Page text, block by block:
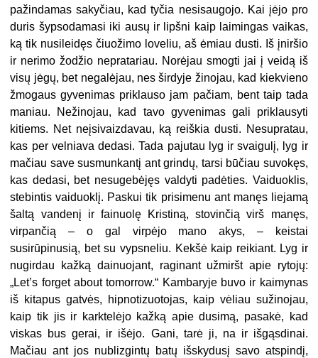
pažindamas sakyčiau, kad tyčia nesisaugojo. Kai įėjo pro
duris šypsodamasi iki ausų ir lipšni kaip laimingas vaikas,
ką tik nusileidęs čiuožimo loveliu, aš ėmiau dusti. Iš įniršio
ir nerimo žodžio nepratariau. Norėjau smogti jai į veidą iš
visų jėgų, bet negalėjau, nes širdyje žinojau, kad kiekvieno
žmogaus gyvenimas priklauso jam pačiam, bent taip tada
maniau. Nežinojau, kad tavo gyvenimas gali priklausyti
kitiems. Net neįsivaizdavau, ką reiškia dusti. Nesupratau,
kas per velniava dedasi. Tada pajutau lyg ir svaigulį, lyg ir
mačiau save susmunkantį ant grindų, tarsi būčiau suvokęs,
kas dedasi, bet nesugebėjęs valdyti padėties. Vaiduoklis,
stebintis vaiduoklį. Paskui tik prisimenu ant manęs liejamą
šaltą vandenį ir fainuolę Kristiną, stovinčią virš manęs,
virpančią – o gal virpėjo mano akys, – keistai
susirūpinusią, bet su vypsneliu. Kekšė kaip reikiant. Lyg ir
nugirdau kažką dainuojant, raginant užmiršt apie rytojų:
„Let’s forget about tomorrow.“ Kambaryje buvo ir kaimynas
iš kitapus gatvės, hipnotizuotojas, kaip vėliau sužinojau,
kaip tik jis ir karktelėjo kažką apie dusimą, pasakė, kad
viskas bus gerai, ir išėjo. Gani, tarė ji, na ir išgąsdinai.
Mačiau ant jos nublizgintų batų išskydusį savo atspindį,